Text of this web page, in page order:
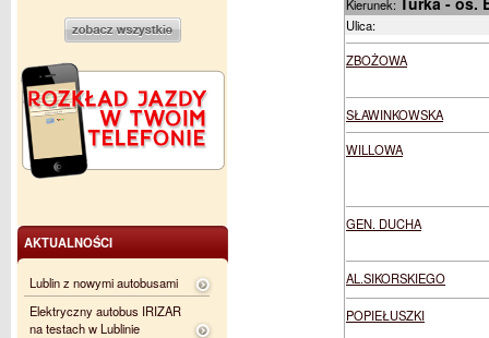
Kierunek:
Ulica:
ZBOŻOWA
SŁAWINKOWSKA
WILLOWA
GEN. DUCHA
AL.SIKORSKIEGO
POPIEŁUSZKI
AKTUALNOŚCI
Lublin z nowymi autobusami
Elektryczny autobus IRIZAR
na testach w Lublinie